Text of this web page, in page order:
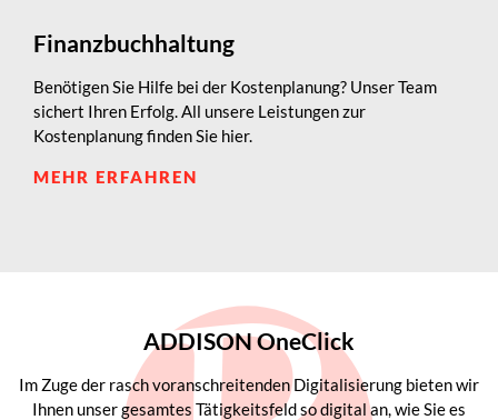
Finanzbuchhaltung
Benötigen Sie Hilfe bei der Kostenplanung? Unser Team
sichert Ihren Erfolg. All unsere Leistungen zur
Kostenplanung finden Sie hier.
MEHR ERFAHREN
ADDISON OneClick
Im Zuge der rasch voranschreitenden Digitalisierung bieten wir
Ihnen unser gesamtes Tätigkeitsfeld so digital an, wie Sie es